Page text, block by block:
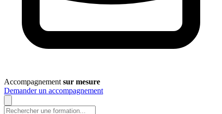
Accompagnement sur mesure
Demander un accompagnement